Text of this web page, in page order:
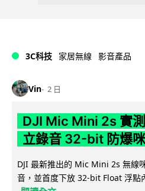
3C科技 家居無線 影音產品
Vin 2 日
DJI Mic Mini 2s 實
立錄音 32-bit 防爆
DJI 最新推出的 Mic Mini 2s 無線
音，並首度下放 32-bit Float 浮點